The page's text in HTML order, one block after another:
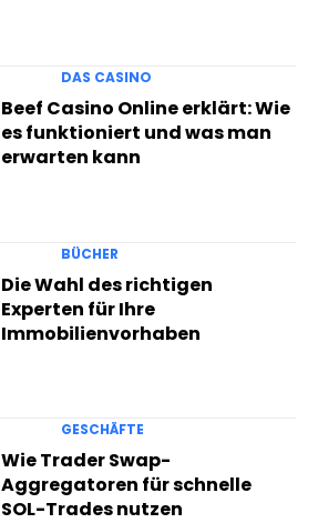
DAS CASINO
Beef Casino Online erklärt: Wie
es funktioniert und was man
erwarten kann
BÜCHER
Die Wahl des richtigen
Experten für Ihre
Immobilienvorhaben
GESCHÄFTE
Wie Trader Swap-
Aggregatoren für schnelle
SOL-Trades nutzen